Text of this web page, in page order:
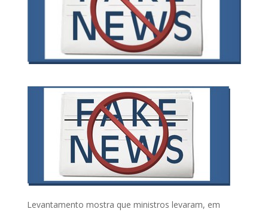
Levantamento mostra que ministros levaram, em